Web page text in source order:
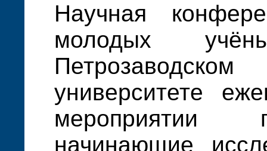
Научная
молодых
университете
мероприятии
начинающие